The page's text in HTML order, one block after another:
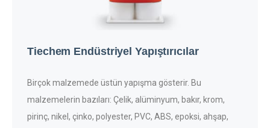
Tiechem Endüstriyel Yapıştırıcılar
Birçok malzemede üstün yapışma gösterir. Bu
malzemelerin bazıları: Çelik, alüminyum, bakır, krom,
pirinç, nikel, çinko, polyester, PVC, ABS, epoksi, ahşap,